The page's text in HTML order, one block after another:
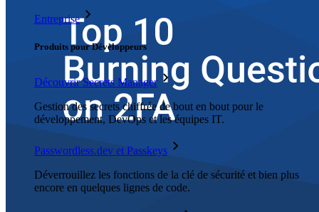
Entreprise
Produits pour Développeurs
Découvrir Secrets Manager
Gestion des secrets chiffrée de bout en bout pour le
développement, DevOps et les équipes IT.
Passwordless.dev et Passkeys
Déverrouillez les fonctions de la clé de sécurité et bien plus
encore en quelques lignes de code.